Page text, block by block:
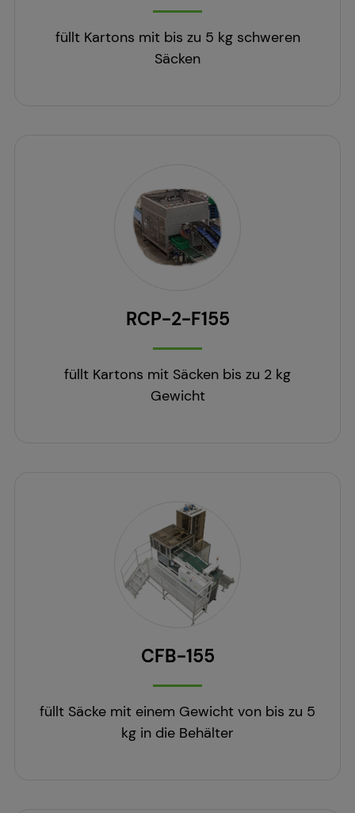
füllt Kartons mit bis zu 5 kg schweren
Säcken
RCP-2-F155
füllt Kartons mit Säcken bis zu 2 kg
Gewicht
CFB-155
füllt Säcke mit einem Gewicht von bis zu 5
kg in die Behälter